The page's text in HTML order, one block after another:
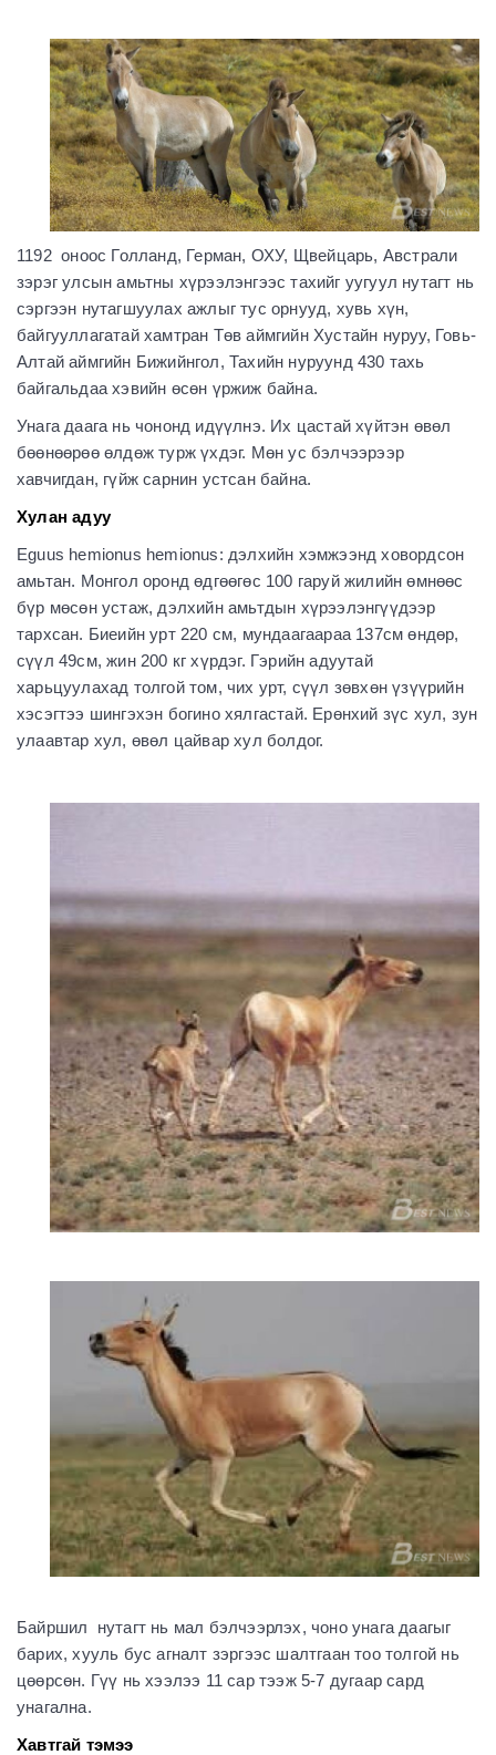
1192 оноос Голланд, Герман, ОХУ, Щвейцарь, Австрали
зэрэг улсын амьтны хүрээлэнгээс тахийг уугуул нутагт нь
сэргээн нутагшуулах ажлыг тус орнууд, хувь хүн,
байгууллагатай хамтран Төв аймгийн Хустайн нуруу, Говь-
Алтай аймгийн Бижийнгол, Тахийн нуруунд 430 тахь
байгальдаа хэвийн өсөн үржиж байна.
Унага даага нь чононд идүүлнэ. Их цастай хүйтэн өвөл
бөөнөөрөө өлдөж турж үхдэг. Мөн ус бэлчээрээр
хавчигдан, гүйж сарнин устсан байна.
Хулан адуу
Eguus hemionus hemionus: дэлхийн хэмжээнд ховордсон
амьтан. Монгол оронд өдгөөгөс 100 гаруй жилийн өмнөөс
бүр мөсөн устаж, дэлхийн амьтдын хүрээлэнгүүдээр
тархсан. Биеийн урт 220 см, мундаагаараа 137см өндөр,
сүүл 49см, жин 200 кг хүрдэг. Гэрийн адуутай
харьцуулахад толгой том, чих урт, сүүл зөвхөн үзүүрийн
хэсэгтээ шингэхэн богино хялгастай. Ерөнхий зүс хул, зун
улаавтар хул, өвөл цайвар хул болдог.
Байршил нутагт нь мал бэлчээрлэх, чоно унага даагыг
барих, хууль бус агналт зэргээс шалтгаан тоо толгой нь
цөөрсөн. Гүү нь хээлээ 11 сар тээж 5-7 дугаар сард
унагална.
Хавтгай тэмээ